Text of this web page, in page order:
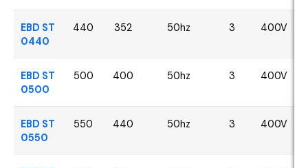
EBD ST
0440
440 352 50hz 3 400V
EBD ST
0500
500 400 50hz 3 400V
EBD ST
0550
550 440 50hz 3 400V